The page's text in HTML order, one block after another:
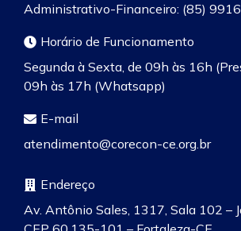
Administrativo-Financeiro: (85)
Horário de Funcionamento
Segunda à Sexta, de 09h às 16h
09h às 17h (Whatsapp)
E-mail
atendimento@corecon-ce.org.br
Endereço
Av. Antônio Sales, 1317, Sala 102 –